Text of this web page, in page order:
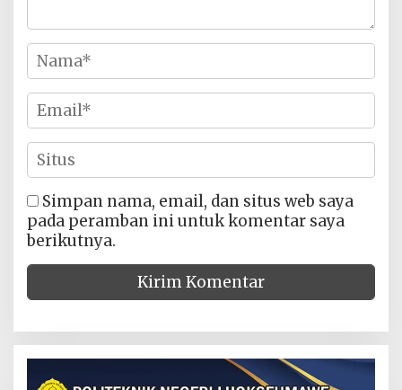
Simpan nama, email, dan situs web saya
pada peramban ini untuk komentar saya
berikutnya.